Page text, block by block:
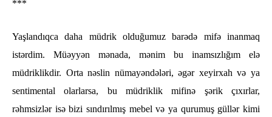
***
Yaşlandıqca daha müdrik olduğumuz barədə mifə inanmaq
istərdim. Müəyyən mənada, mənim bu inamsızlığım elə
müdriklikdir. Orta nəslin nümayəndələri, əgər xeyirxah və ya
sentimental olarlarsa, bu müdriklik mifinə şərik çıxırlar,
rəhmsizlər isə bizi sındırılmış mebel və ya qurumuş güllər kimi